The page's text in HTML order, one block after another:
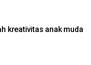
kreativitas anak muda